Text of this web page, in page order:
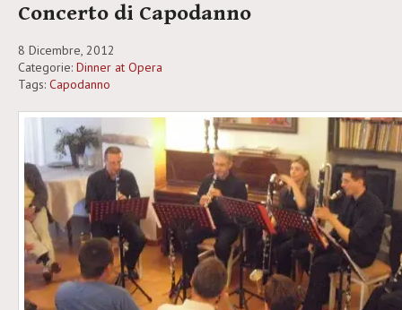
Concerto di Capodanno
8 Dicembre, 2012
Categorie: Dinner at Opera
Tags: Capodanno